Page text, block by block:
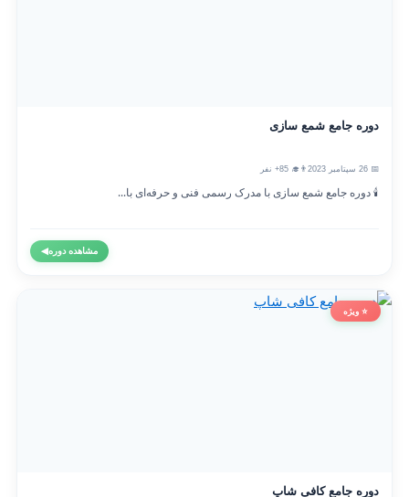
دوره جامع شمع سازی
👨‍🎓 85+ نفر
🕯️ دوره جامع شمع سازی با مدرک رسمی فنی و حرفه‌ای با...
مشاهده دوره◀
⭐ ویژه
دوره جامع کافی شاپ